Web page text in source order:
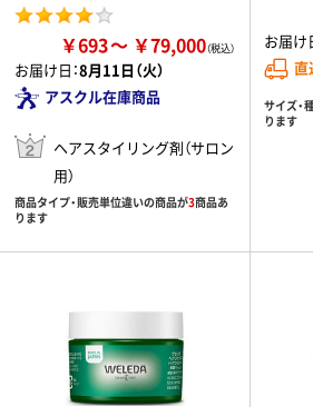
￥693 ￥79,000
お届け日：8月11日（火）
アスクル在庫商品
ヘアスタイリング剤（サロン
用）
商品タイプ・販売単位違いの商品が3商品あ
ります
お届け
直
サイズ・
ります